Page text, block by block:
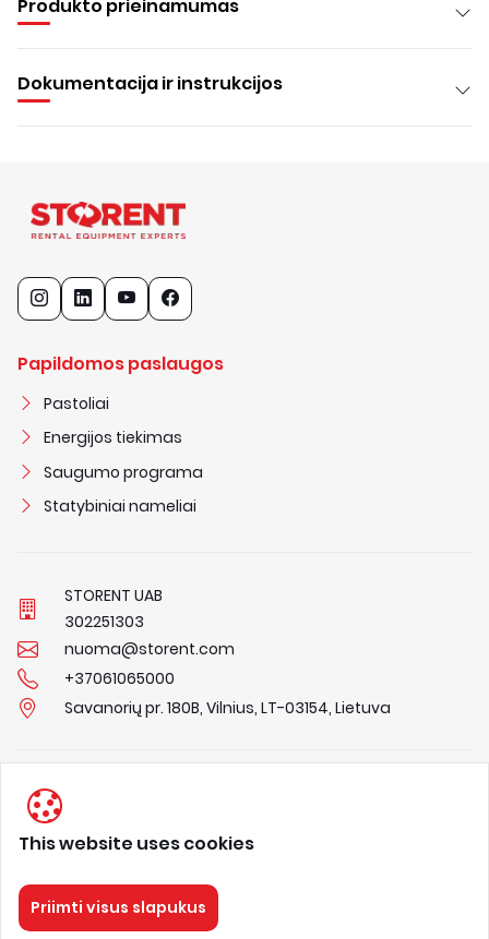
Produkto prieinamumas
Dokumentacija ir instrukcijos
Papildomos paslaugos
Pastoliai
Energijos tiekimas
Saugumo programa
Statybiniai nameliai
STORENT UAB
302251303
nuoma@storent.com
+37061065000
Savanorių pr. 180B, Vilnius, LT-03154, Lietuva
STORENTVisos teisės saugomos 2026.
Privacy Policy
About us
This website uses cookies
Priimti visus slapukus